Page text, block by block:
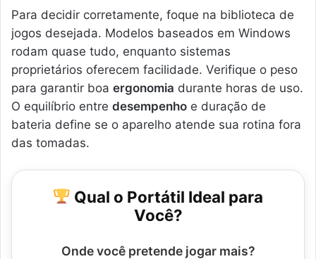
Para decidir corretamente, foque na biblioteca de
jogos desejada. Modelos baseados em Windows
rodam quase tudo, enquanto sistemas
proprietários oferecem facilidade. Verifique o peso
para garantir boa ergonomia durante horas de uso.
O equilíbrio entre desempenho e duração de
bateria define se o aparelho atende sua rotina fora
das tomadas.
Qual o Portátil Ideal para
Você?
Onde você pretende jogar mais?